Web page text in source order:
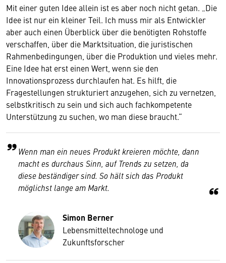
Mit einer guten Idee allein ist es aber noch nicht getan. „Die
Idee ist nur ein kleiner Teil. Ich muss mir als Entwickler
aber auch einen Überblick über die benötigten Rohstoffe
verschaffen, über die Marktsituation, die juristischen
Rahmenbedingungen, über die Produktion und vieles mehr.
Eine Idee hat erst einen Wert, wenn sie den
Innovationsprozess durchlaufen hat. Es hilft, die
Fragestellungen strukturiert anzugehen, sich zu vernetzen,
selbstkritisch zu sein und sich auch fachkompetente
Unterstützung zu suchen, wo man diese braucht.“
Wenn man ein neues Produkt kreieren möchte, dann
macht es durchaus Sinn, auf Trends zu setzen, da
diese beständiger sind. So hält sich das Produkt
möglichst lange am Markt.
Simon Berner
Lebensmitteltechnologe und
Zukunftsforscher